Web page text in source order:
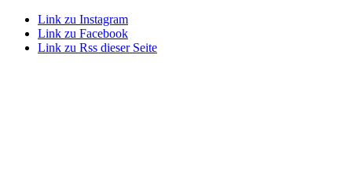
Link zu Instagram
Link zu Facebook
Link zu Rss dieser Seite